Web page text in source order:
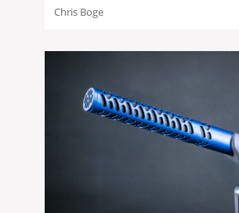
Chris Boge